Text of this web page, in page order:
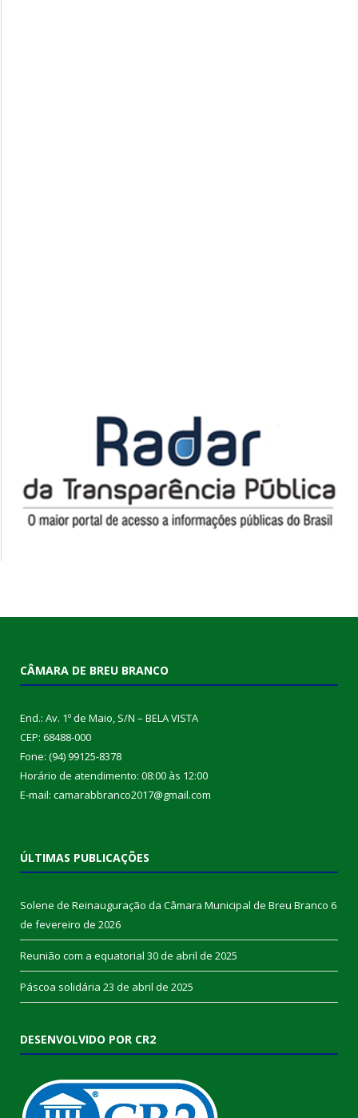
CÂMARA DE BREU BRANCO
End.: Av. 1º de Maio, S/N – BELA VISTA
CEP: 68488-000
Fone: (94) 99125-8378
Horário de atendimento: 08:00 às 12:00
E-mail: camarabbranco2017@gmail.com
ÚLTIMAS PUBLICAÇÕES
Solene de Reinauguração da Câmara Municipal de Breu Branco 6
de fevereiro de 2026
Reunião com a equatorial 30 de abril de 2025
Páscoa solidária 23 de abril de 2025
DESENVOLVIDO POR CR2